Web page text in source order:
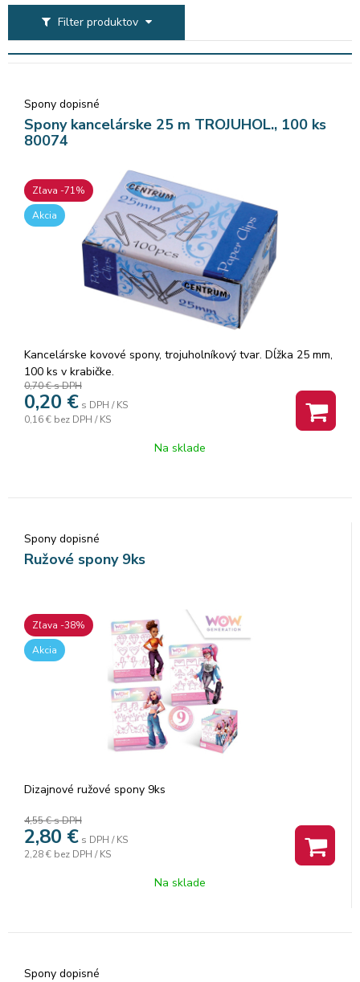
Filter produktov
Spony dopisné
Spony kancelárske 25 m TROJUHOL., 100 ks
80074
Zľava -71%
Akcia
Kancelárske kovové spony, trojuholníkový tvar. Dĺžka 25 mm,
100 ks v krabičke.
0,70 €s DPH
0,20 € s DPH / KS
0,16 € bez DPH / KS
Na sklade
Spony dopisné
Ružové spony 9ks
Zľava -38%
Akcia
Dizajnové ružové spony 9ks
4,55 €s DPH
2,80 € s DPH / KS
2,28 € bez DPH / KS
Na sklade
Spony dopisné